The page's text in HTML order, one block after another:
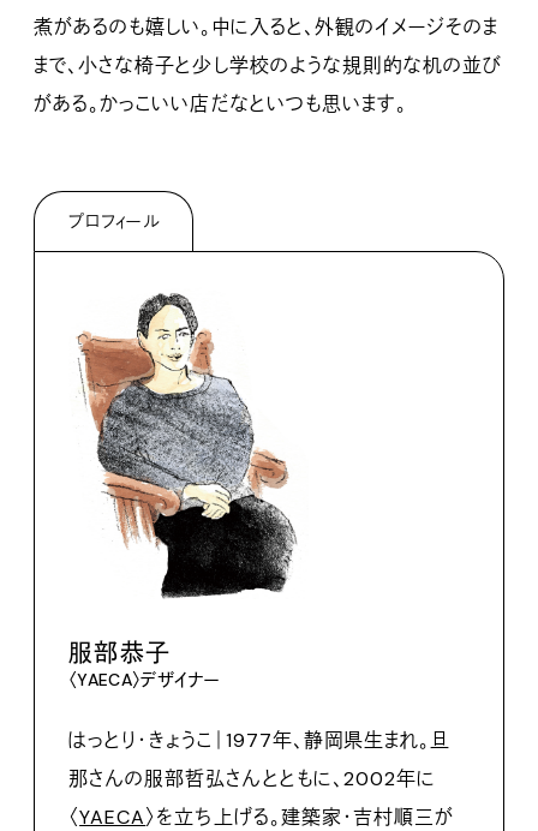
煮があるのも嬉しい。中に入ると、外観のイメージそのま
まで、小さな椅子と少し学校のような規則的な机の並び
がある。かっこいい店だなといつも思います。
プロフィール
服部恭子
〈YAECA〉デザイナー
はっとり・きょうこ｜1977年、静岡県生まれ。旦
那さんの服部哲弘さんとともに、2002年に
〈YAECA〉を立ち上げる。建築家・吉村順三が